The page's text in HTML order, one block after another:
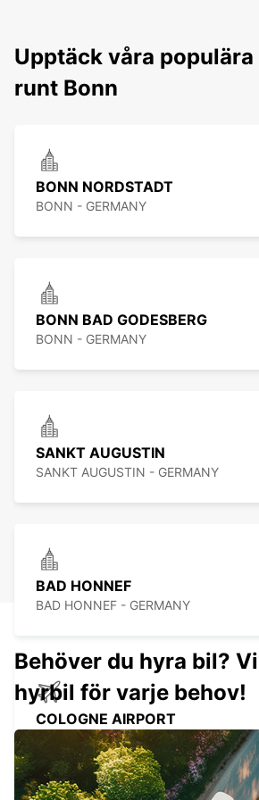
Upptäck våra
runt Bonn
BONN NORDSTADT
BONN - GERMANY
BONN BAD GODESBERG
BONN - GERMANY
SANKT AUGUSTIN
SANKT AUGUSTIN - GERMANY
BAD HONNEF
BAD HONNEF - GERMANY
COLOGNE AIRPORT
KOELN - GERMANY
Behöver du hyra bil?
hyrbil för varje behov!